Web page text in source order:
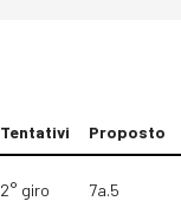
Tentativi Proposto
2° giro 7a.5